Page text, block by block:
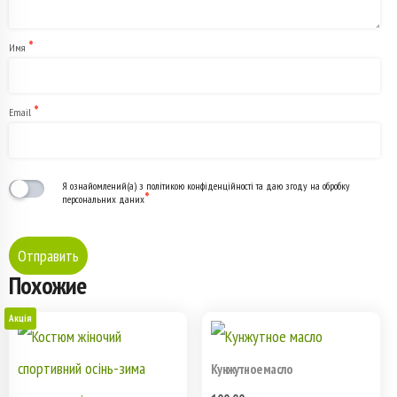
Имя *
Email *
Я ознайомлений(а) з політикою конфіденційності та даю згоду на обробку
персональних даних*
Похожие
Акція
Кунжутное масло